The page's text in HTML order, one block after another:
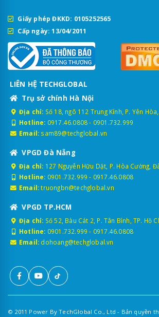
Giấy phép ĐKKD: 0105252565
Cấp ngày: 13/04/2011
LIÊN HỆ TECHGLOBAL
Trụ sở chính Hà Nội
Địa chỉ: Số 18, ngõ 112 Trung Kính, P. Yên
Hotline: 0917.46.0808- 0901.732.999
Email: sam89@techglobal.vn
VPGD Đà Nẵng
Địa chỉ: 127 Nguyễn Hữu Dật, P. Hòa Cường,
Hotline: 0901.732.999 - 0917.46.0808
Email: truongbn@techglobal.vn
VPGD TP.HCM
Địa chỉ: Số 52, Bàu Cát 2, P. Tân Bình, TP. Hồ
Hotline: 0901.732.999 - 0917.46.0808
Email: dohoang@techglobal.vn
© 2011 Power By TechGlobal Co., Ltd - Bản quyền